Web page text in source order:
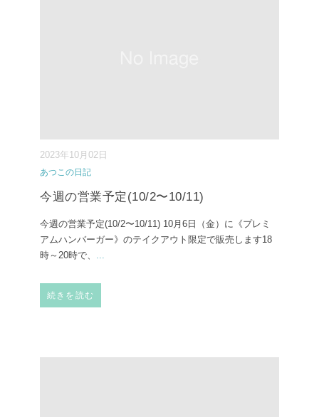
2023年10月02日
あつこの日記
今週の営業予定(10/2〜10/11)
今週の営業予定(10/2〜10/11) ⁡10月6日（金）に《プレミ
アムハンバーガー》のテイクアウト限定で販売します18
時～20時で、 ...
続きを読む